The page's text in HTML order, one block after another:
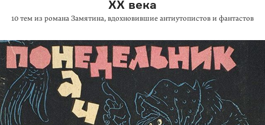
XX века
10 тем из романа Замятина, вдохновившие антиутопистов и фантастов